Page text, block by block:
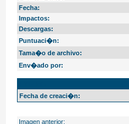
Fecha:
Impactos:
Descargas:
Puntuaci�n:
Tama�o de archivo:
Env�ado por:
Fecha de creaci�n:
Imagen anterior: